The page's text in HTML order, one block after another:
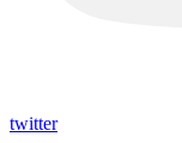
twitter